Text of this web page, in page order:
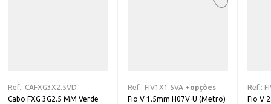
Ref.: CAFXG3X2.5VD
Cabo FXG 3G2.5 MM Verde
Ref.: FIV1X1.5VA +opções
Fio V 1.5mm H07V-U (Metro)
Ref.:
Fio V